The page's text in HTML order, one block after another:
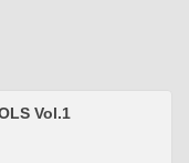
Vol.1